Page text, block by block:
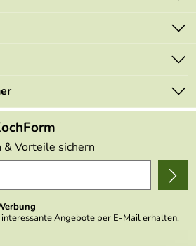
Vorteile sichern
Angebote per E-Mail erhalten.
nicht an andere Unternehmen
Zwecken wird in anonymer Form